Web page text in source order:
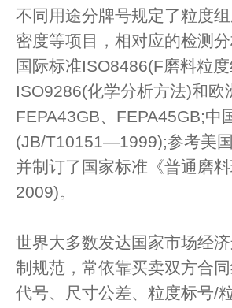
不同用途分牌号规定了粒度
密度等项目，相对应的检测
国际标准ISO8486(F磨料粒
ISO9286(化学分析方法)和
FEPA43GB、FEPA45GB;中
(JB/T10151—1999);参考美
并制订了国家标准《普通磨
2009)。
世界大多数发达国家市场经
制规范，常依靠买卖双方合
代号、尺寸公差、粒度标号/